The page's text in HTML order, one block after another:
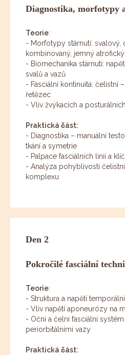
Diagnostika, morfotypy
Teorie:
- Morfotypy stárnutí: svalový,
kombinovaný, jemný atrofický
- Biomechanika stárnutí:
svalů a vazů
- Fasciální kontinuita: čelistní
řetězec
- Vliv žvýkacích a
Praktická část:
- Diagnostika – manuální
tkání a symetrie
- Palpace fasciálních linií a
- Analýza pohyblivosti
komplexu
Den 2
Pokročilé fasciální
Teorie:
- Struktura a napětí
- Vliv napětí aponeurózy na
- Oční a čelní fasciální
periorbitálními vazy
Praktická část: